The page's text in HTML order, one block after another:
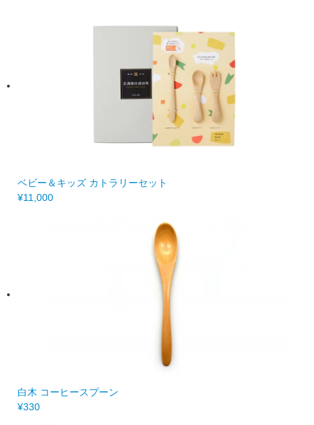
ベビー＆キッズ カトラリーセット
¥11,000
白木 コーヒースプーン
¥330